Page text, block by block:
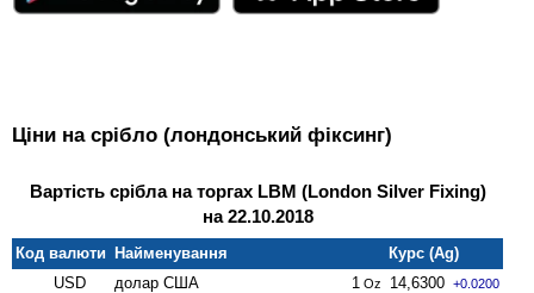
Ціни на срібло (лондонський фіксинг)
Вартість срібла на торгах LBM (London Silver Fixing)
на 22.10.2018
Код валюти Найменування
Курс (Ag)
USD
долар США 1 Oz 14,6300 +0.0200